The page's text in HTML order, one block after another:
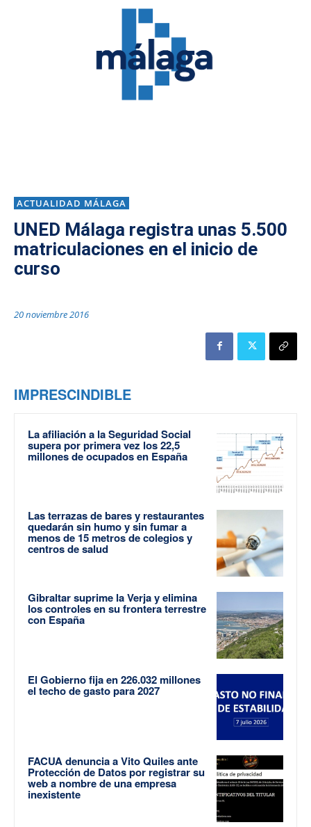
ACTUALIDAD MÁLAGA
UNED Málaga registra unas 5.500
matriculaciones en el inicio de
curso
20 noviembre 2016
IMPRESCINDIBLE
La afiliación a la Seguridad Social
supera por primera vez los 22,5
millones de ocupados en España
Las terrazas de bares y restaurantes
quedarán sin humo y sin fumar a
menos de 15 metros de colegios y
centros de salud
Gibraltar suprime la Verja y elimina
los controles en su frontera terrestre
con España
El Gobierno fija en 226.032 millones
el techo de gasto para 2027
FACUA denuncia a Vito Quiles ante
Protección de Datos por registrar su
web a nombre de una empresa
inexistente